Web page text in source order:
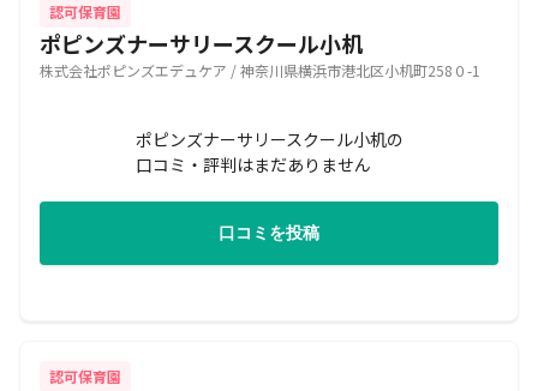
認可保育園
ポピンズナーサリースクール小机
株式会社ポピンズエデュケア / 神奈川県横浜市港北区小机町258０-1
ポピンズナーサリースクール小机の
口コミ・評判はまだありません
口コミを投稿
認可保育園